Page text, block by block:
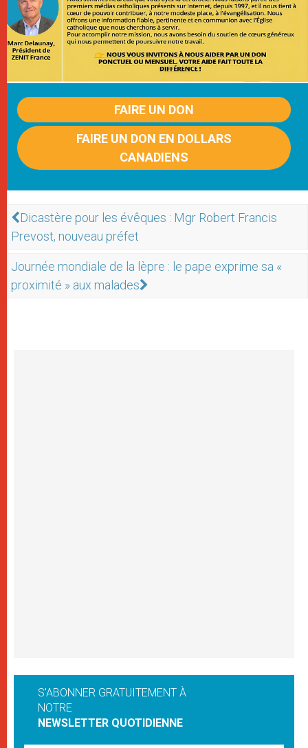
FAIRE UN DON
FAIRE UN DON EN DOLLARS
CANADIENS
Dicastère pour les évêques : Mgr Robert Francis
Prevost, nouveau préfet
Journée mondiale de la lèpre : le pape exprime sa «
proximité » aux malades
S'ABONNER GRATUITEMENT À
NOTRE
NEWSLETTER QUOTIDIENNE